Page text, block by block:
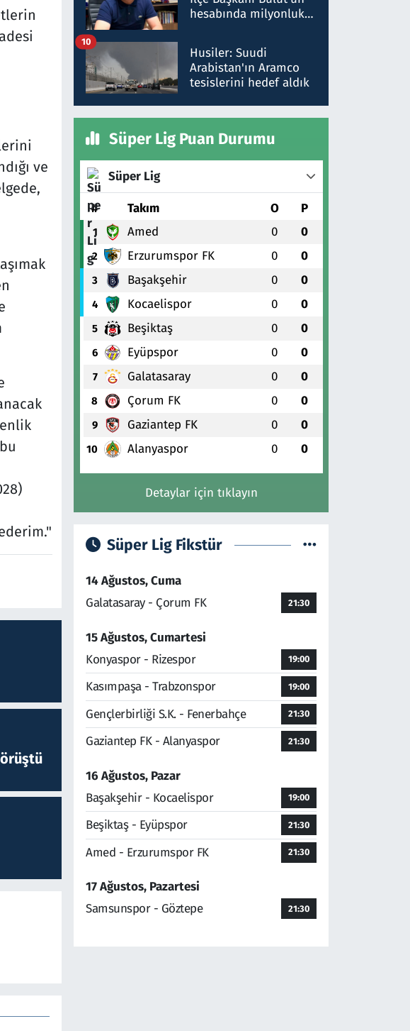
ve
hesabında milyonluk
talimat verdi, ben
gönderdim
Husiler: Suudi
Arabistan'ın Aramco
tesislerini hedef aldık
10
Süper Lig Puan Durumu
Süper Lig
# Takım O P
1 Amed 0 0
2 Erzurumspor FK 0 0
3 Başakşehir 0 0
4 Kocaelispor 0 0
5 Beşiktaş 0 0
6 Eyüpspor 0 0
7 Galatasaray 0 0
8 Çorum FK 0 0
9 Gaziantep FK 0 0
10 Alanyaspor 0 0
Detaylar için tıklayın
Süper Lig Fikstür
14 Ağustos, Cuma
Galatasaray - Çorum FK
21:30
15 Ağustos, Cumartesi
Konyaspor - Rizespor
19:00
Kasımpaşa - Trabzonspor 19:00
Gençlerbirliği S.K. - Fenerbahçe 21:30
Gaziantep FK - Alanyaspor 21:30
16 Ağustos, Pazar
Başakşehir - Kocaelispor
19:00
Beşiktaş - Eyüpspor 21:30
Amed - Erzurumspor FK 21:30
17 Ağustos, Pazartesi
Samsunspor - Göztepe
21:30